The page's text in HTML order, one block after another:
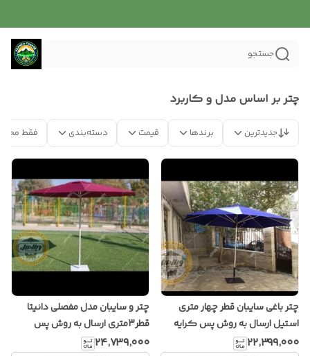
جستجو
چتر بر اساس مدل و کاربرد
جدیدترین برندها قیمت دسته‌بندی فقط
چتر باغی سایبان قطر چهار متری
استیل ارسال به روش پس کرایه
۲۲٬۳۹۹٬۰۰۰
چتر و سایبان مدل مفصلی دانیتا
قطر3متری ارسال به روش پس
کرایه
۲۴٬۷۳۹٬۰۰۰